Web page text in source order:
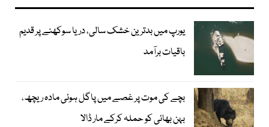
یورپ میں بدترین خشک سالی، دریا سوکھنے پر قدیم
باقیات برآمد
بچے کی موت پر غصے میں پاگل ہوئی مادہ ریچھ،
بہن بھائی کو حملہ کرکے مار ڈالا